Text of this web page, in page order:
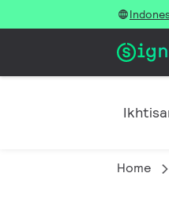
Home